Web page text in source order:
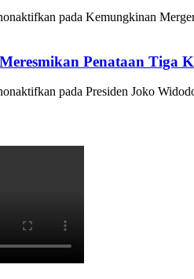
pada Kemungkinan
Penataan Tiga
pada Presiden Joko